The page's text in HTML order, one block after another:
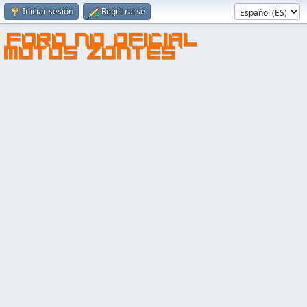
Iniciar sesión Registrarse
FORO NO OFICIAL
MOTOS ZONTES